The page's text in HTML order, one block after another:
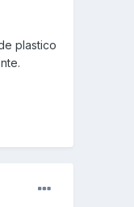
plastico